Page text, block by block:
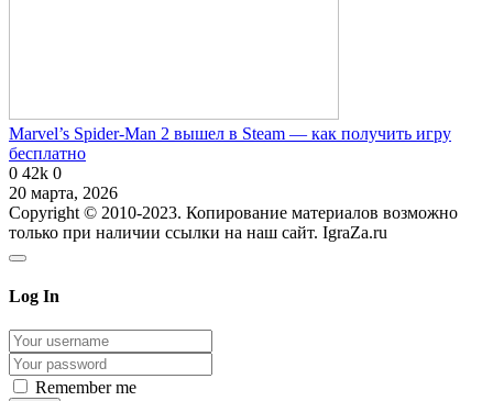
Marvel’s Spider-Man 2 вышел в Steam — как получить игру
бесплатно
0 42k 0
20 марта, 2026
Copyright © 2010-2023. Копирование материалов возможно
только при наличии ссылки на наш сайт. IgraZa.ru
Log In
Remember me